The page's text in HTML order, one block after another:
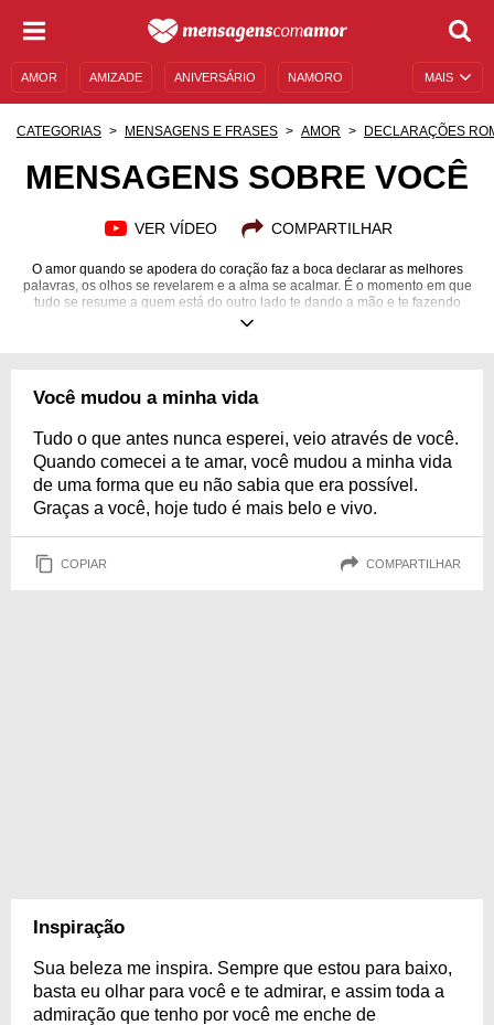
MAIS
AMOR AMIZADE ANIVERSÁRIO NAMORO
CATEGORIAS MENSAGENS E FRASES AMOR DECLARAÇÕES
MENSAGENS SOBRE VOCÊ
VER VÍDEO COMPARTILHAR
O amor quando se apodera do coração faz a boca declarar as melhores
palavras, os olhos se revelarem e a alma se acalmar. É o momento em que
tudo se resume a quem está do outro lado te dando a mão e te fazendo
feliz. Seja grato pela pessoa amada e declare-se a ela usando lindas
Você mudou a minha vida
Tudo o que antes nunca esperei, veio através de você.
Quando comecei a te amar, você mudou a minha vida
de uma forma que eu não sabia que era possível.
Graças a você, hoje tudo é mais belo e vivo.
COPIAR COMPARTILHAR
Inspiração
Sua beleza me inspira. Sempre que estou para baixo,
basta eu olhar para você e te admirar, e assim toda a
admiração que tenho por você me enche de